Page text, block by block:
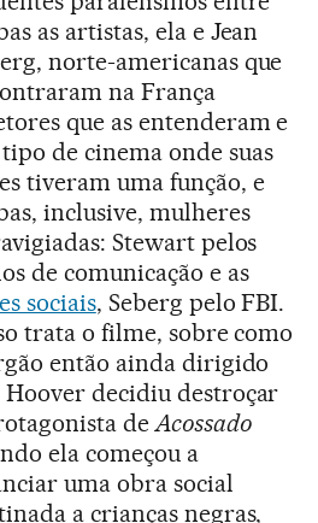
as artistas, ela e Jean
norte-americanas que
na França
que as entenderam e
de cinema onde suas
tiveram uma função, e
inclusive, mulheres
Stewart pelos
de comunicação e as
sociais, Seberg pelo FBI.
trata o filme, sobre como
então ainda dirigido
decidiu destroçar
de Acossado
ela começou a
uma obra social
a crianças negras,